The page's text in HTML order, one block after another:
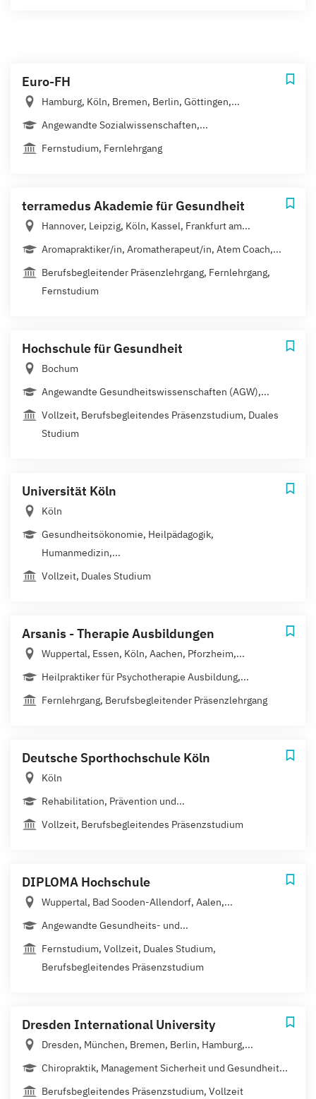
Euro-FH
Hamburg, Köln, Bremen, Berlin, Göttingen,...
Angewandte Sozialwissenschaften,...
Fernstudium, Fernlehrgang
terramedus Akademie für Gesundheit
Hannover, Leipzig, Köln, Kassel, Frankfurt am...
Aromapraktiker/in, Aromatherapeut/in, Atem Coach,...
Berufsbegleitender Präsenzlehrgang, Fernlehrgang,
Fernstudium
Hochschule für Gesundheit
Bochum
Angewandte Gesundheitswissenschaften (AGW),...
Vollzeit, Berufsbegleitendes Präsenzstudium, Duales
Studium
Universität Köln
Köln
Gesundheitsökonomie, Heilpädagogik,
Humanmedizin,...
Vollzeit, Duales Studium
Arsanis - Therapie Ausbildungen
Wuppertal, Essen, Köln, Aachen, Pforzheim,...
Heilpraktiker für Psychotherapie Ausbildung,...
Fernlehrgang, Berufsbegleitender Präsenzlehrgang
Deutsche Sporthochschule Köln
Köln
Rehabilitation, Prävention und...
Vollzeit, Berufsbegleitendes Präsenzstudium
DIPLOMA Hochschule
Wuppertal, Bad Sooden-Allendorf, Aalen,...
Angewandte Gesundheits- und...
Fernstudium, Vollzeit, Duales Studium,
Berufsbegleitendes Präsenzstudium
Dresden International University
Dresden, München, Bremen, Berlin, Hamburg,...
Chiropraktik, Management Sicherheit und Gesundheit...
Berufsbegleitendes Präsenzstudium, Vollzeit